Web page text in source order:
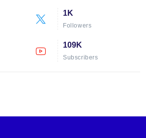
1K
Followers
109K
Subscribers